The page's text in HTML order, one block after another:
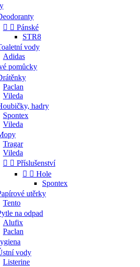
  Pánské
STR8
vody
Adidas
pomůcky
Paclan
Vileda
hadry
Spontex
Vileda
Tragar
Vileda
  Příslušenství
  Hole
Spontex
utěrky
Tento
na odpad
Alufix
Paclan
vody
Listerine